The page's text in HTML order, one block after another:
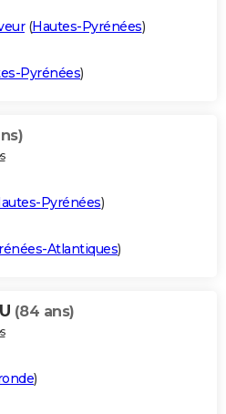
(Hautes-Pyrénées)
Pyrénées)
Pyrénées)
Atlantiques)
(84 ans)
)